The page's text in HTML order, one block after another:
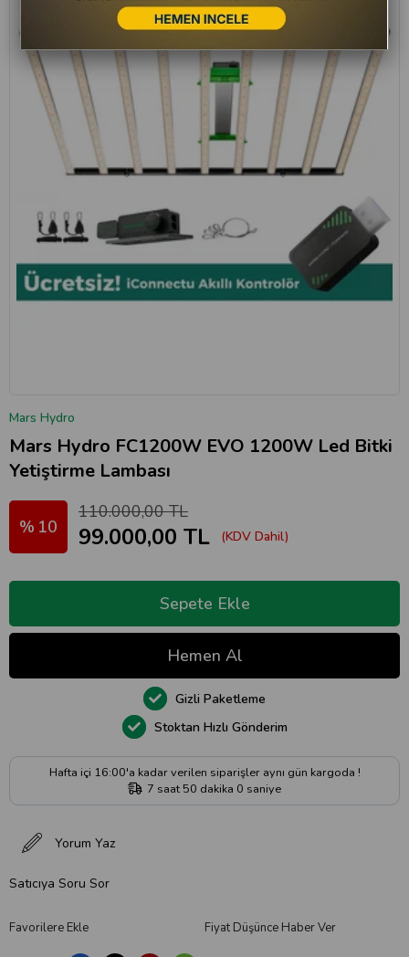
Mars Hydro
Mars Hydro FC1200W EVO 1200W Led Bitki
Yetiştirme Lambası
10
110.000,00 TL
99.000,00 TL (KDV Dahil)
Favorilere Ekle Fiyat Düşünce Haber Ver
Yorum Yaz
Satıcıya Soru Sor
Hafta içi 16:00'a kadar verilen siparişler aynı gün kargoda !
7 saat 50 dakika 0 saniye
Stoktan Hızlı Gönderim
Gizli Paketleme